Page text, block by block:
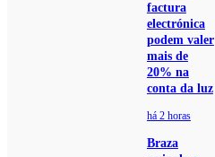
factura
electrónica
podem valer
mais de
20% na
conta da luz
há 2 horas
Braza